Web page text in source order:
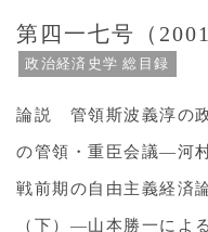
第四一七号（
政治経済史学 総目録
論説 管領斯波義淳の
の管領・重臣会議―河
戦前期の自由主義経済
（下）―山本勝一によ